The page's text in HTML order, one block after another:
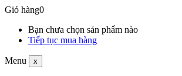
Giỏ hàng0
Bạn chưa chọn sản phẩm nào
Tiếp tục mua hàng
Menu x